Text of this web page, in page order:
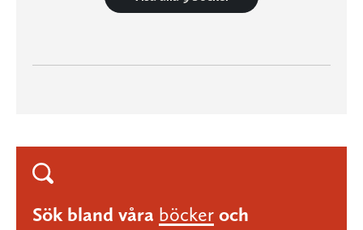
Sök bland våra böcker och